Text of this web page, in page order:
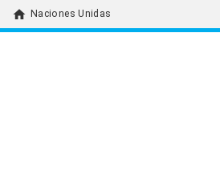
home Naciones Unidas